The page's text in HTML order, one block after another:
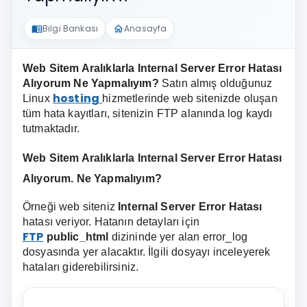
menu_bookBilgi Bankası homeAnasayfa
Web Sitem Aralıklarla Internal Server Error Hatası
Alıyorum Ne Yapmalıyım? Satın almış olduğunuz
Linux hosting hizmetlerinde web sitenizde oluşan
tüm hata kayıtları, sitenizin FTP alanında log kaydı
tutmaktadır.
Web Sitem Aralıklarla Internal Server Error Hatası
Alıyorum. Ne Yapmalıyım?
Örneği web siteniz Internal Server Error Hatası
hatası veriyor. Hatanın detayları için
FTP public_html dizininde yer alan error_log
dosyasında yer alacaktır. İlgili dosyayı inceleyerek
hataları giderebilirsiniz.